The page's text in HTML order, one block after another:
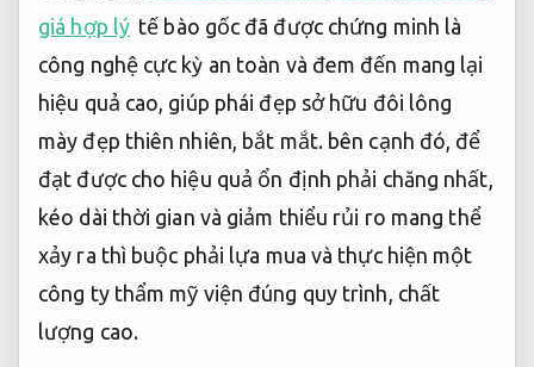
giá hợp lý tế bào gốc đã được chứng minh là
công nghệ cực kỳ an toàn và đem đến mang lại
hiệu quả cao, giúp phái đẹp sở hữu đôi lông
mày đẹp thiên nhiên, bắt mắt. bên cạnh đó, để
đạt được cho hiệu quả ổn định phải chăng nhất,
kéo dài thời gian và giảm thiểu rủi ro mang thể
xảy ra thì buộc phải lựa mua và thực hiện một
công ty thẩm mỹ viện đúng quy trình, chất
lượng cao.